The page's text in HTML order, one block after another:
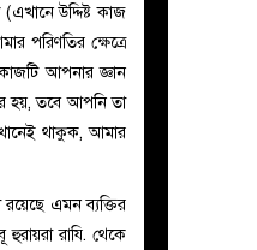
উদ্দিষ্ট কাজ
পরিণতির ক্ষেত্রে
আপনার জ্ঞান
হয়, তবে আপনি তা
থাকুক, আমার
রয়েছে এমন ব্যক্তির